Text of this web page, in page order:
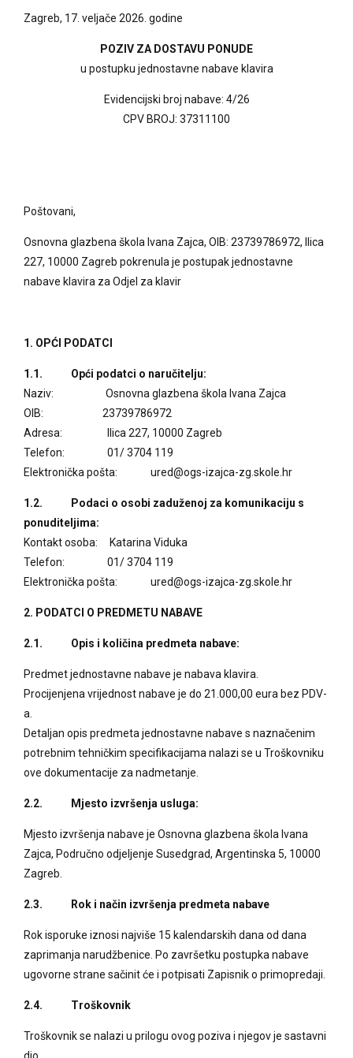
Zagreb, 17. veljače 2026. godine
POZIV ZA DOSTAVU PONUDE
u postupku jednostavne nabave klavira
Evidencijski broj nabave: 4/26
CPV BROJ: 37311100
Poštovani,
Osnovna glazbena škola Ivana Zajca, OIB: 23739786972, Ilica
227, 10000 Zagreb pokrenula je postupak jednostavne
nabave klavira za Odjel za klavir
1. OPĆI PODATCI
1.1. Opći podatci o naručitelju:
Naziv: Osnovna glazbena škola Ivana Zajca
OIB: 23739786972
Adresa: Ilica 227, 10000 Zagreb
Telefon: 01/ 3704 119
Elektronička pošta: ured@ogs-izajca-zg.skole.hr
1.2. Podaci o osobi zaduženoj za komunikaciju s
ponuditeljima:
Kontakt osoba: Katarina Viduka
Telefon: 01/ 3704 119
Elektronička pošta: ured@ogs-izajca-zg.skole.hr
2. PODATCI O PREDMETU NABAVE
2.1. Opis i količina predmeta nabave:
Predmet jednostavne nabave je nabava klavira.
Procijenjena vrijednost nabave je do 21.000,00 eura bez PDV-
a.
Detaljan opis predmeta jednostavne nabave s naznačenim
potrebnim tehničkim specifikacijama nalazi se u Troškovniku
ove dokumentacije za nadmetanje.
2.2. Mjesto izvršenja usluga:
Mjesto izvršenja nabave je Osnovna glazbena škola Ivana
Zajca, Područno odjeljenje Susedgrad, Argentinska 5, 10000
Zagreb.
2.3. Rok i način izvršenja predmeta nabave
Rok isporuke iznosi najviše 15 kalendarskih dana od dana
zaprimanja narudžbenice. Po završetku postupka nabave
ugovorne strane sačinit će i potpisati Zapisnik o primopredaji.
2.4. Troškovnik
Troškovnik se nalazi u prilogu ovog poziva i njegov je sastavni